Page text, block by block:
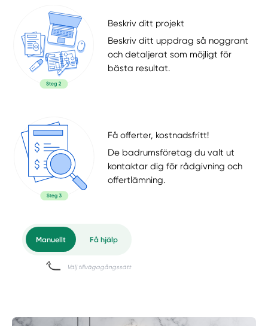
Beskriv ditt projekt
Beskriv ditt uppdrag så noggrant
och detaljerat som möjligt för
bästa resultat.
Få offerter, kostnadsfritt!
De badrumsföretag du valt ut
kontaktar dig för rådgivning och
offertlämning.